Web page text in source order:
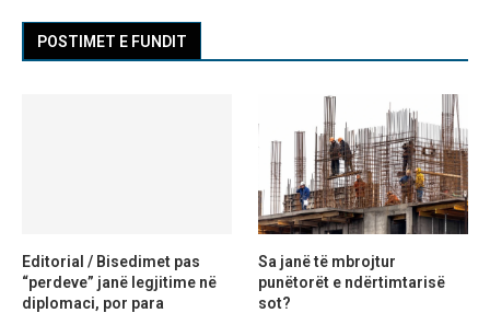
POSTIMET E FUNDIT
Editorial / Bisedimet pas
“perdeve” janë legjitime në
diplomaci, por para
Sa janë të mbrojtur
punëtorët e ndërtimtarisë
sot?